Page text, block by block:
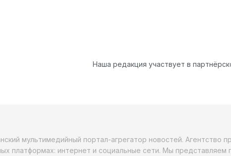
Наша редакция участвует в
мультимедийный портал-агрегатор новостей. Агентство
платформах: интернет и социальные сети. Мы представляем